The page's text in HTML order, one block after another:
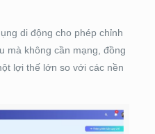
di động cho phép chỉnh
mà không cần mạng, đồng
lợi thế lớn so với các nền